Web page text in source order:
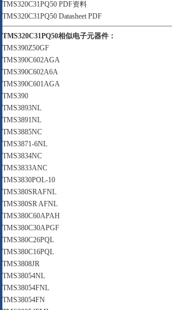
TMS320C31PQ50 PDF资料
TMS320C31PQ50 Datasheet PDF
TMS320C31PQ50相似电子元器件：
TMS390Z50GF
TMS390C602AGA
TMS390C602A6A
TMS390C601AGA
TMS390
TMS3893NL
TMS3891NL
TMS3885NC
TMS3871-6NL
TMS3834NC
TMS3833ANC
TMS3830POL-10
TMS380SRAFNL
TMS380SR AFNL
TMS380C60APAH
TMS380C30APGF
TMS380C26PQL
TMS380C16PQL
TMS3808JR
TMS38054NL
TMS38054FNL
TMS38054FN